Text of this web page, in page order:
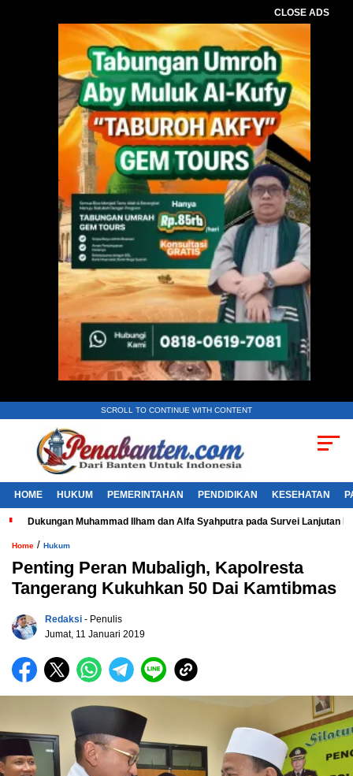
CLOSE ADS
SCROLL TO CONTINUE WITH CONTENT
HOME HUKUM PEMERINTAHAN PENDIDIKAN KESEHATAN
Dukungan Muhammad Ilham dan Alfa Syahputra pada Survei Lanjutan
Home / Hukum
Penting Peran Mubaligh, Kapolresta
Tangerang Kukuhkan 50 Dai Kamtibmas
Redaksi - Penulis
Jumat, 11 Januari 2019